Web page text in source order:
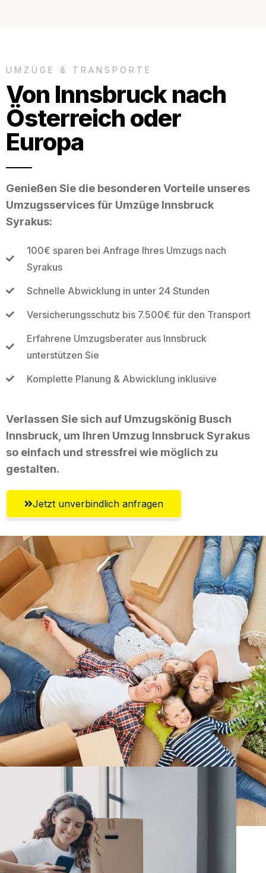
UMZÜGE & TRANSPORTE
Von Innsbruck nach
Österreich oder
Europa
Genießen Sie die besonderen Vorteile unseres
Umzugsservices für Umzüge Innsbruck
Syrakus:
100€ sparen bei Anfrage Ihres Umzugs nach
Syrakus
Schnelle Abwicklung in unter 24 Stunden
Versicherungsschutz bis 7.500€ für den Transport
Erfahrene Umzugsberater aus Innsbruck
unterstützen Sie
Komplette Planung & Abwicklung inklusive
Verlassen Sie sich auf Umzugskönig Busch
Innsbruck, um Ihren Umzug Innsbruck Syrakus
so einfach und stressfrei wie möglich zu
gestalten.
Jetzt unverbindlich anfragen